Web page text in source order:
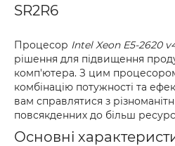
SR2R6
Процесор Intel Xeon E5-2620
рішення для підвищення
комп'ютера. З цим
комбінацію потужності та
вам справлятися з
повсякденних до більш
Основні